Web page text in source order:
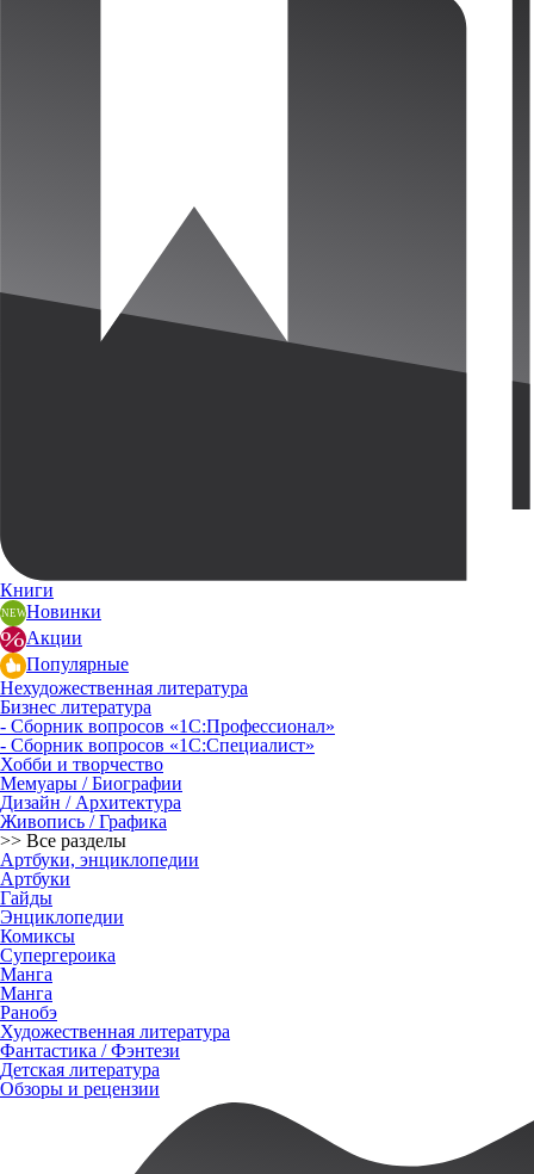
Книги
Новинки
Акции
Популярные
Нехудожественная литература
Бизнес литература
- Сборник вопросов «1С:Профессионал»
- Сборник вопросов «1С:Специалист»
Хобби и творчество
Мемуары / Биографии
Дизайн / Архитектура
Живопись / Графика
>> Все разделы
Артбуки, энциклопедии
Артбуки
Гайды
Энциклопедии
Комиксы
Супергероика
Манга
Манга
Ранобэ
Художественная литература
Фантастика / Фэнтези
Детская литература
Обзоры и рецензии